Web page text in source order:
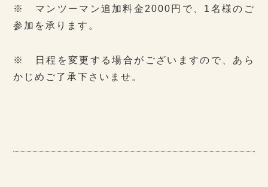
※ マンツーマン追加料金2000円で、1名様のご
参加を承ります。
※ 日程を変更する場合がございますので、あら
かじめご了承下さいませ。